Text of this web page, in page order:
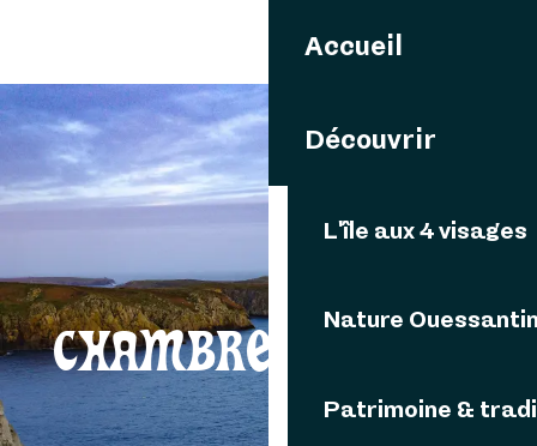
Accueil
Découvrir
L'île aux 4 visages
Nature
Patrimoine &
CHAMBRES D’HÔTES